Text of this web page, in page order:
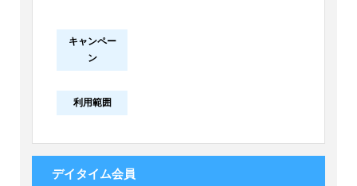
キャンペー
ン
利用範囲
デイタイム会員